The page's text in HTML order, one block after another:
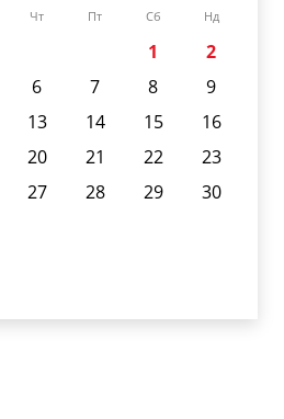
Чт Пт Сб Нд
1
2
6 7 8
9
13 14 15
16
20 21 22
23
27 28 29
30